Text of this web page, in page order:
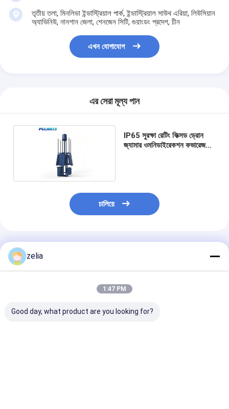
তৃতীয় তলা, মিনলিডা ইন্ডাস্ট্রিয়াল পার্ক, ইন্ডাস্ট্রিয়াল সাউথ এরিয়া, লিউসিয়ান
অ্যাভিনিউ, নানশান জেলা, শেনজেন সিটি, গুয়াংডং প্রদেশ, চীন
এখন যোগাযোগ
এর সেরা মূল্য পান
IP65 সুরক্ষা রেটিং ফিক্সড ড্রোন
জ্যামার ওমনিডাইরেকশন কভারেজ
চালিয়ে
প্রস্তাবিত পণ্য
zelia
1:47 PM
Good day, what product are you looking for?